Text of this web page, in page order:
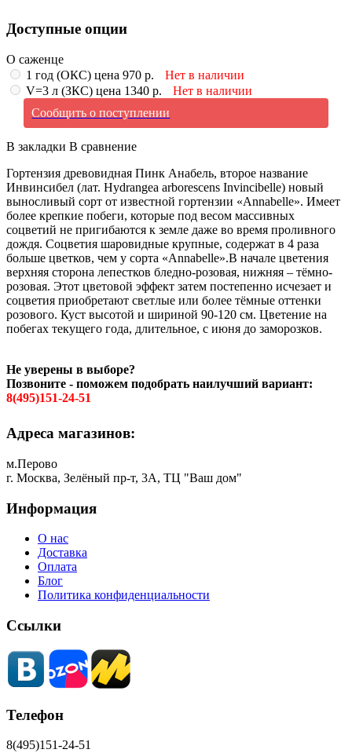
Доступные опции
О саженце
1 год (ОКС) цена 970 р.
Нет в наличии
V=3 л (ЗКС) цена 1340 р.
Нет в наличии
Сообщить о поступлении
В закладки В сравнение
Гортензия древовидная Пинк Анабель, второе название
Инвинсибел (лат. Hydrangea arborescens Invincibelle) новый
выносливый сорт от известной гортензии «Annabelle». Имеет
более крепкие побеги, которые под весом массивных
соцветий не пригибаются к земле даже во время проливного
дождя. Соцветия шаровидные крупные, содержат в 4 раза
больше цветков, чем у сорта «Annabelle».В начале цветения
верхняя сторона лепестков бледно-розовая, нижняя – тёмно-
розовая. Этот цветовой эффект затем постепенно исчезает и
соцветия приобретают светлые или более тёмные оттенки
розового. Куст высотой и шириной 90-120 см. Цветение на
побегах текущего года, длительное, с июня до заморозков.
Не уверены в выборе?
Позвоните - поможем подобрать наилучший вариант:
8(495)151-24-51
Адреса магазинов:
м.Перово
г. Москва, Зелёный пр-т, 3А, ТЦ "Ваш дом"
Информация
О нас
Доставка
Оплата
Блог
Политика конфиденциальности
Ссылки
Телефон
8(495)151-24-51